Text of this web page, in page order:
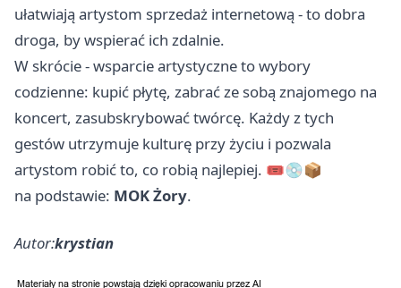
ułatwiają artystom sprzedaż internetową - to dobra
droga, by wspierać ich zdalnie.
W skrócie - wsparcie artystyczne to wybory
codzienne: kupić płytę, zabrać ze sobą znajomego na
koncert, zasubskrybować twórcę. Każdy z tych
gestów utrzymuje kulturę przy życiu i pozwala
artystom robić to, co robią najlepiej. 🎟️💿📦
na podstawie: MOK Żory.
Autor:krystian